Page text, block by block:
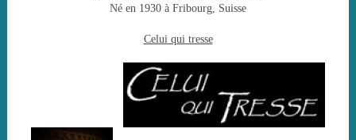
Né en 1930 à Fribourg, Suisse
Celui qui tresse